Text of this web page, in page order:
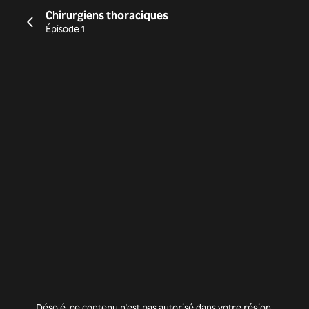
Chirurgiens thoraciques
Épisode 1